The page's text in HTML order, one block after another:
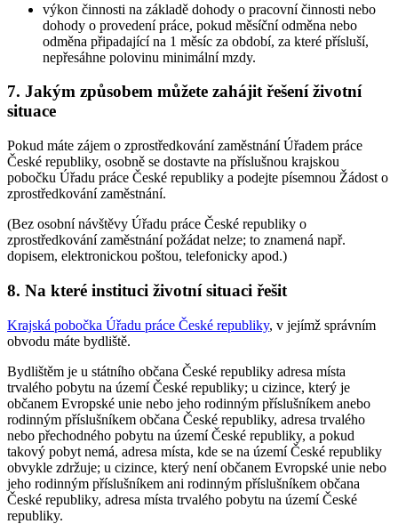
výkon činnosti na základě dohody o pracovní činnosti nebo
dohody o provedení práce, pokud měsíční odměna nebo
odměna připadající na 1 měsíc za období, za které přísluší,
nepřesáhne polovinu minimální mzdy.
7. Jakým způsobem můžete zahájit řešení životní
situace
Pokud máte zájem o zprostředkování zaměstnání Úřadem práce
České republiky, osobně se dostavte na příslušnou krajskou
pobočku Úřadu práce České republiky a podejte písemnou Žádost o
zprostředkování zaměstnání.
(Bez osobní návštěvy Úřadu práce České republiky o
zprostředkování zaměstnání požádat nelze; to znamená např.
dopisem, elektronickou poštou, telefonicky apod.)
8. Na které instituci životní situaci řešit
Krajská pobočka Úřadu práce České republiky, v jejímž správním
obvodu máte bydliště.
Bydlištěm je u státního občana České republiky adresa místa
trvalého pobytu na území České republiky; u cizince, který je
občanem Evropské unie nebo jeho rodinným příslušníkem anebo
rodinným příslušníkem občana České republiky, adresa trvalého
nebo přechodného pobytu na území České republiky, a pokud
takový pobyt nemá, adresa místa, kde se na území České republiky
obvykle zdržuje; u cizince, který není občanem Evropské unie nebo
jeho rodinným příslušníkem ani rodinným příslušníkem občana
České republiky, adresa místa trvalého pobytu na území České
republiky.